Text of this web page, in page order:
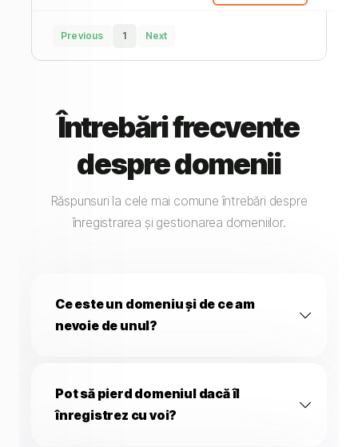
Previous 1 Next
Întrebări frecvente
despre domenii
Răspunsuri la cele mai comune întrebări despre
înregistrarea și gestionarea domeniilor.
Ce este un domeniu și de ce am
nevoie de unul?
Pot să pierd domeniul dacă îl
înregistrez cu voi?